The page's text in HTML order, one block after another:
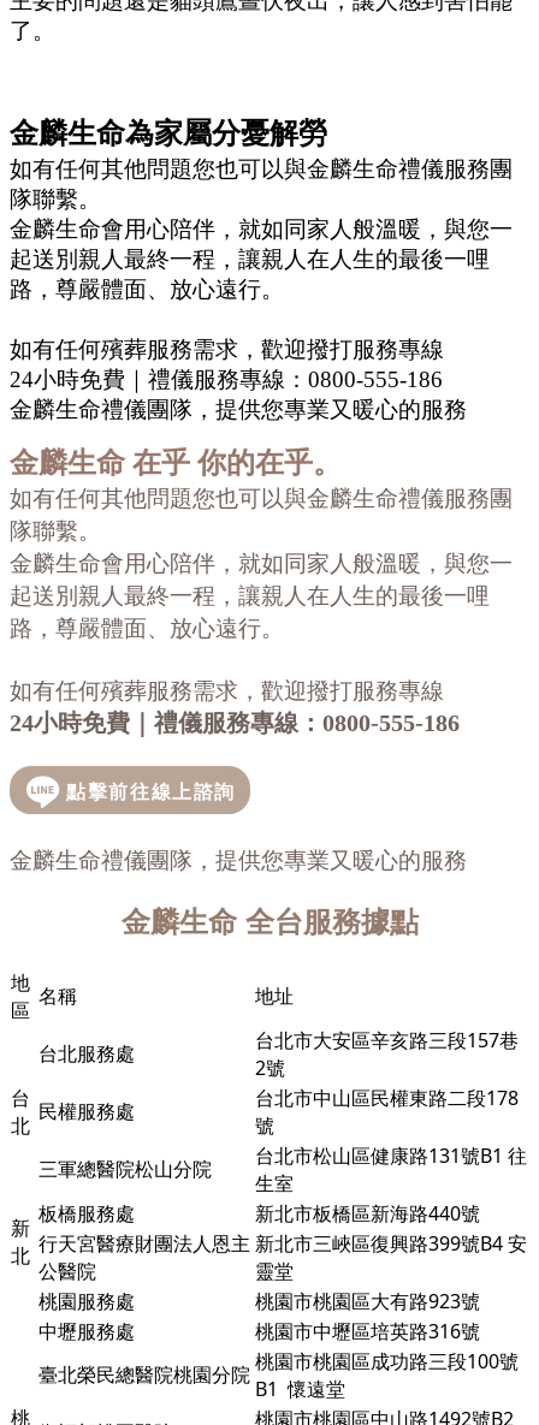
了。
金麟生命為家屬分憂解勞
如有任何其他問題您也可以與金麟生命禮儀服務團
隊聯繫。
金麟生命會用心陪伴，就如同家人般溫暖，與您一
起送別親人最終一程，讓親人在人生的最後一哩
路，尊嚴體面、放心遠行。
如有任何殯葬服務需求，歡迎撥打服務專線
24小時免費｜禮儀服務專線：0800-555-186
金麟生命禮儀團隊，提供您專業又暖心的服務
金麟生命在乎 你的在乎。
如有任何其他問題您也可以與金麟生命禮儀服務團
隊聯繫。
金麟生命會用心陪伴，就如同家人般溫暖，與您一
起送別親人最終一程，讓親人在人生的最後一哩
路，尊嚴體面、放心遠行。
如有任何殯葬服務需求，歡迎撥打服務專線
24小時免費｜禮儀服務專線： 0800-555-186
金麟生命禮儀團隊，提供您專業又暖心的服務
金麟生命 全台服務據點
地
區
名稱 地址
台
北
台北服務處
台北市大安區辛亥路三段157巷
2號
民權服務處
台北市中山區民權東路二段178
號
三軍總醫院松山分院
台北市松山區健康路131號B1 往
生室
新
北
板橋服務處
新北市板橋區新海路440號
行天宮醫療財團法人恩主
公醫院
新北市三峽區復興路399號B4 安
靈堂
桃
桃園服務處
桃園市桃園區大有路923號
中壢服務處
桃園市中壢區培英路316號
臺北榮民總醫院桃園分院桃園市桃園區成功路三段100號
B1 懷遠堂
桃園市桃園區中山路1492號B2